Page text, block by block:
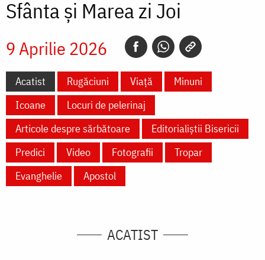
Sfânta și Marea zi Joi
9 Aprilie 2026
Acatist Rugăciuni Viață
Minuni
Icoane
Locuri de pelerinaj
Articole despre sărbătoare
Editorialiștii Bisericii
Predici
Video Fotografii
Tropar
Evanghelie
Apostol
ACATIST